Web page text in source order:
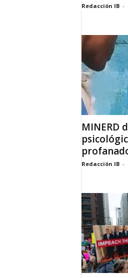
Redacción IB -
MINERD
Redacción IB -